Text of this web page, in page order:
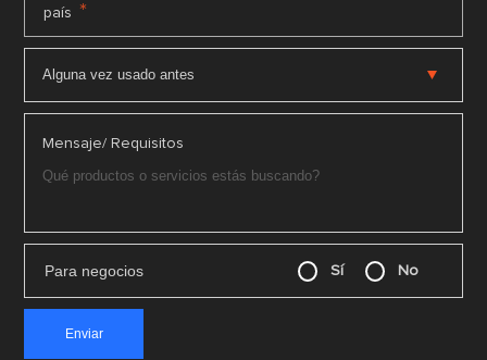
país *
Mensaje/ Requisitos
Para negocios Sí No